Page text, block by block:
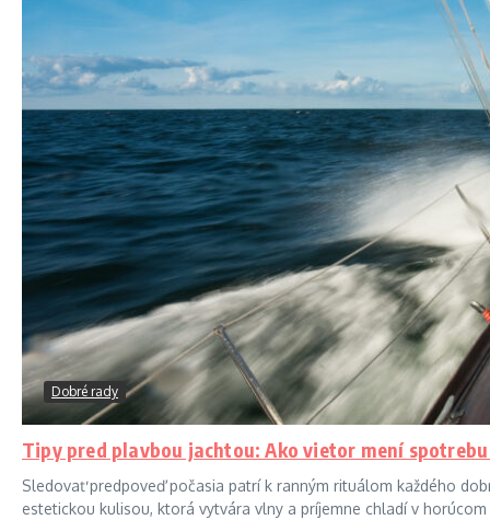
Dobré rady
Tipy pred plavbou jachtou: Ako vietor mení
Sledovať predpoveď počasia patrí k ranným rituálom každého
estetickou kulisou, ktorá vytvára vlny a príjemne chladí v